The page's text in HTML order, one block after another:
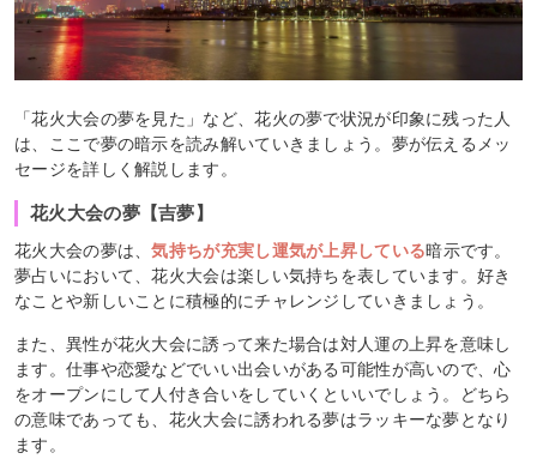
「花火大会の夢を見た」など、花火の夢で状況が印象に残った人
は、ここで夢の暗示を読み解いていきましょう。夢が伝えるメッ
セージを詳しく解説します。
花火大会の夢【吉夢】
花火大会の夢は、気持ちが充実し運気が上昇している暗示です。
夢占いにおいて、花火大会は楽しい気持ちを表しています。好き
なことや新しいことに積極的にチャレンジしていきましょう。
また、異性が花火大会に誘って来た場合は対人運の上昇を意味し
ます。仕事や恋愛などでいい出会いがある可能性が高いので、心
をオープンにして人付き合いをしていくといいでしょう。どちら
の意味であっても、花火大会に誘われる夢はラッキーな夢となり
ます。